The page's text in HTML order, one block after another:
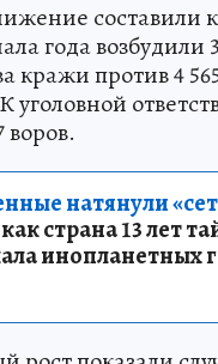
составили
года возбудили
кражи против 4
воров.
натянули
страна 13 лет
инопланетных